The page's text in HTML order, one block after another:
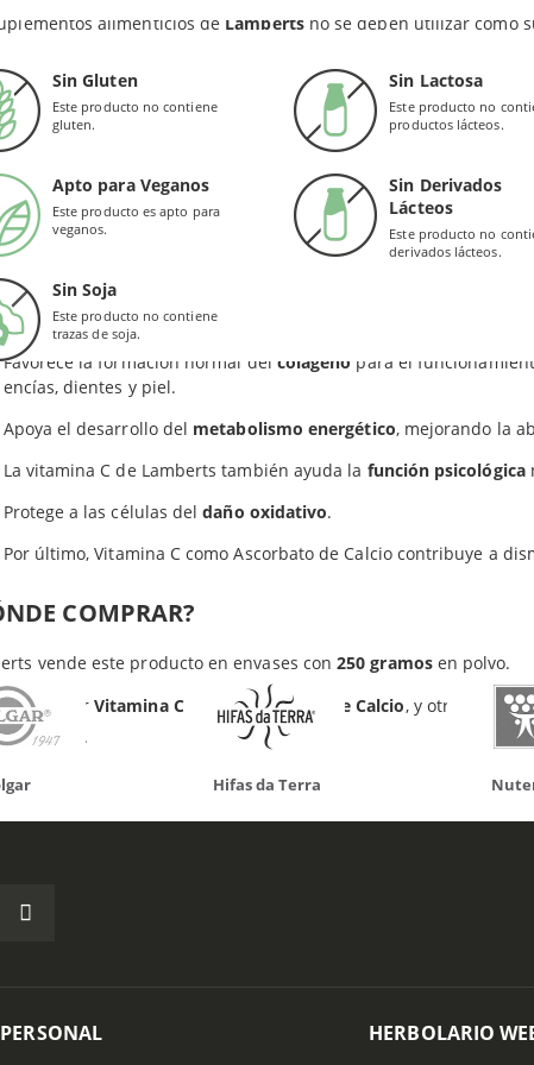
problemas intestinales.
C como Ascorbato de Calcio aporta unsabor fuerte y
y las limas.
de calcio en polvo, no ácido, se absorbe de manera
de un suplemento que sirve como disolvente rápido, en forma
Favorece la formación normal del colágeno para el
encías, dientes y piel.
Apoya el desarrollo del metabolismo energético, mejorando la
La vitamina C de Lamberts también ayuda la función psicológica
Protege a las células deldaño oxidativo.
Por último, Vitamina C como Ascorbato de Calcio contribuye a
COMPRAR?
vende este producto en envases con250 gramosen polvo.
comprarVitamina C como Ascorbato de Calcio, y otros
Web.
alimenticios de Lambertsno se deben utilizar como
Sin Gluten
Este producto no contiene
gluten.
Sin Lactosa
Este producto no
productos lácteos.
Apto para Veganos
Este producto es apto para
veganos.
Sin Derivados
Lácteos
Este producto no
derivados lácteos.
Sin Soja
Este producto no contiene
trazas de soja.
Productos relacionados
Terra Nutergia 100%
HERBOLARIO